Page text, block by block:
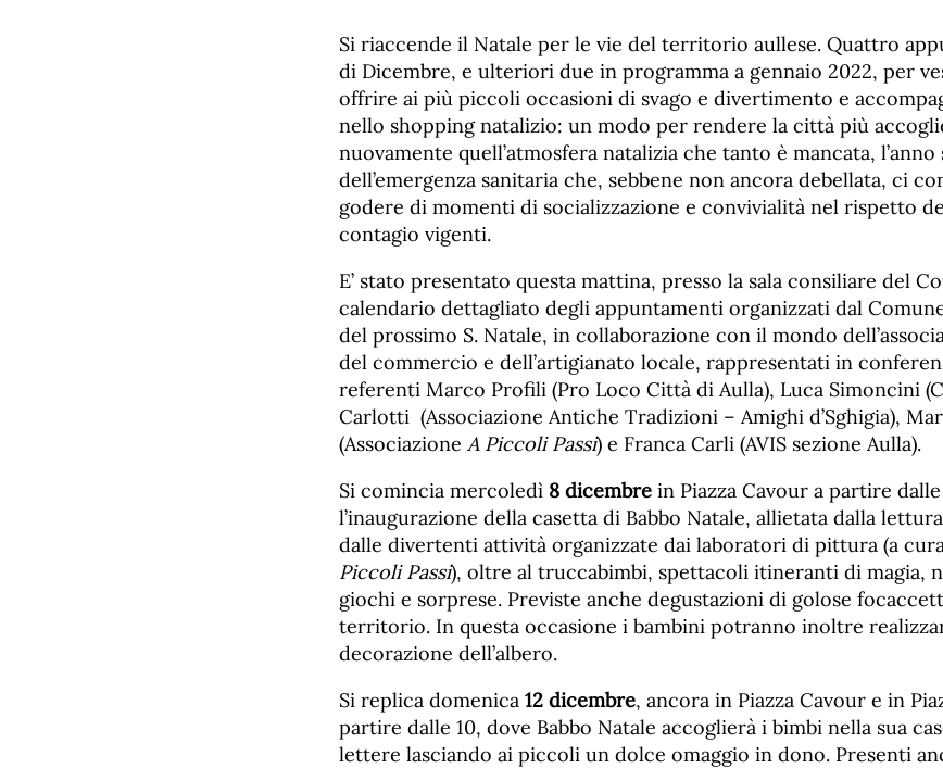
Si riaccende il Natale per le vie del territorio aullese. Quattro
di Dicembre, e ulteriori due in programma a gennaio 2022, per
offrire ai più piccoli occasioni di svago e divertimento e
nello shopping natalizio: un modo per rendere la città più
nuovamente quell’atmosfera natalizia che tanto è mancata, l’anno
dell’emergenza sanitaria che, sebbene non ancora debellata, ci
godere di momenti di socializzazione e convivialità nel rispetto
contagio vigenti.
E’ stato presentato questa mattina, presso la sala consiliare del
calendario dettagliato degli appuntamenti organizzati dal
del prossimo S. Natale, in collaborazione con il mondo
del commercio e dell’artigianato locale, rappresentati in
referenti Marco Profili (Pro Loco Città di Aulla), Luca Simoncini
Carlotti (Associazione Antiche Tradizioni – Amighi d’Sghigia),
(Associazione A Piccoli Passi) e Franca Carli (AVIS sezione Aulla).
Si comincia mercoledì 8 dicembre in Piazza Cavour a partire
l’inaugurazione della casetta di Babbo Natale, allietata dalla
dalle divertenti attività organizzate dai laboratori di pittura (a cura
Piccoli Passi), oltre al truccabimbi, spettacoli itineranti di magia,
giochi e sorprese. Previste anche degustazioni di golose
territorio. In questa occasione i bambini potranno inoltre
decorazione dell’albero.
Si replica domenica 12 dicembre, ancora in Piazza Cavour e in
partire dalle 10, dove Babbo Natale accoglierà i bimbi nella sua
lettere lasciando ai piccoli un dolce omaggio in dono. Presenti